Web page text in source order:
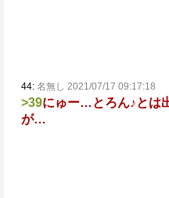
44: 名無し 2021/07/17 09:17:18
>39にゅー…とろん♪とは
が…